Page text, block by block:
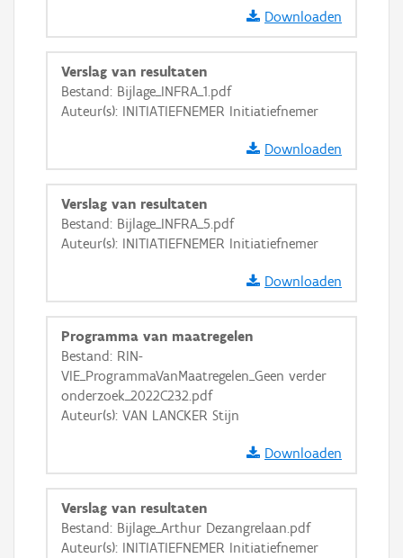
Basis Lagen
Ortho
GRB-Basiskaart
GRB-Basiskaart in grijswaarden
Downloaden
Verslag van resultaten
Bestand: Bijlage_INFRA_1.pdf
Auteur(s): INITIATIEFNEMER Initiatiefnemer
Downloaden
Verslag van resultaten
Bestand: Bijlage_INFRA_5.pdf
Auteur(s): INITIATIEFNEMER Initiatiefnemer
Downloaden
Programma van maatregelen
Bestand: RIN-
VIE_ProgrammaVanMaatregelen_Geen verder
onderzoek_2022C232.pdf
Auteur(s): VAN LANCKER Stijn
Downloaden
Verslag van resultaten
Bestand: Bijlage_Arthur Dezangrelaan.pdf
Auteur(s): INITIATIEFNEMER Initiatiefnemer